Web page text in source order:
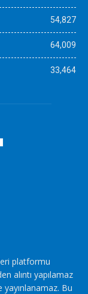
54,827
64,009
33,464
platformu
alıntı yapılamaz
Bu